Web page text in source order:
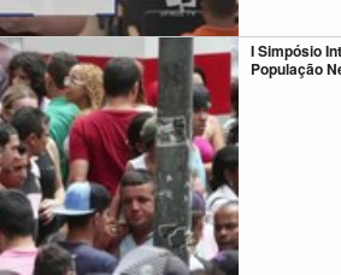
I Simpósio
População